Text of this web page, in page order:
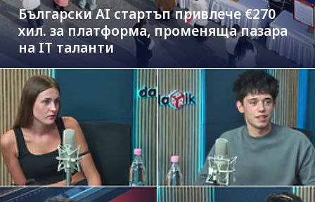
Български AI стартъп привлече €270
хил. за платформа, променяща пазара
на IT таланти